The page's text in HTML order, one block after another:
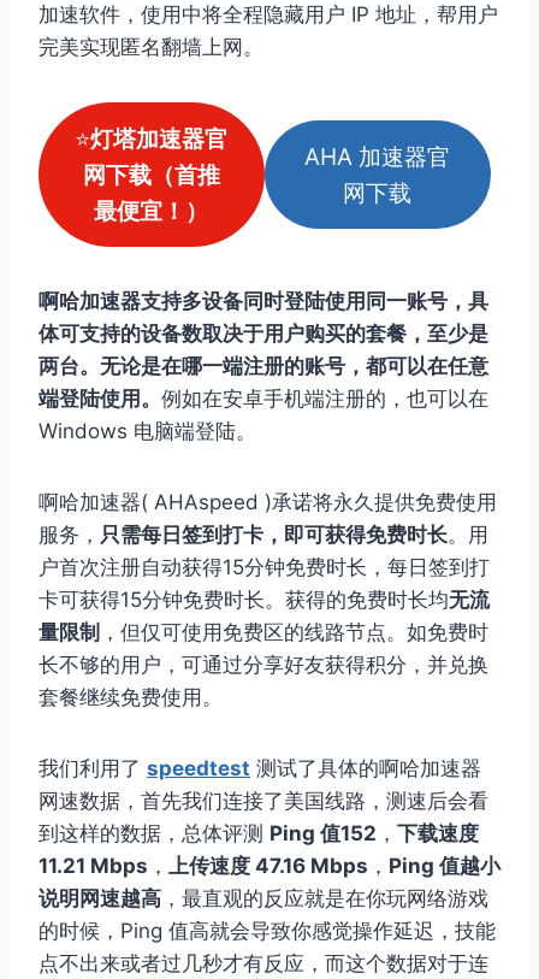
加速软件，使用中将全程隐藏用户 IP 地址，帮用户
完美实现匿名翻墙上网。
⭐灯塔加速器官
网下载（首推
最便宜！）
AHA 加速器官
网下载
啊哈加速器支持多设备同时登陆使用同一账号，具
体可支持的设备数取决于用户购买的套餐，至少是
两台。无论是在哪一端注册的账号，都可以在任意
端登陆使用。 例如在安卓手机端注册的，也可以在
Windows 电脑端登陆。
啊哈加速器( AHAspeed )承诺将永久提供免费使用
服务， 只需每日签到打卡，即可获得免费时长。用
户首次注册自动获得15分钟免费时长，每日签到打
卡可获得15分钟免费时长。获得的免费时长均无流
量限制 ，但仅可使用免费区的线路节点。如免费时
长不够的用户，可通过分享好友获得积分，并兑换
套餐继续免费使用。
我们利用了 speedtest 测试了具体的啊哈加速器
网速数据，首先我们连接了美国线路，测速后会看
到这样的数据，总体评测 Ping 值152 ， 下载速度
11.21 Mbps ， 上传速度 47.16 Mbps ， Ping 值越小
说明网速越高 ，最直观的反应就是在你玩网络游戏
的时候，Ping 值高就会导致你感觉操作延迟，技能
点不出来或者过几秒才有反应，而这个数据对于连